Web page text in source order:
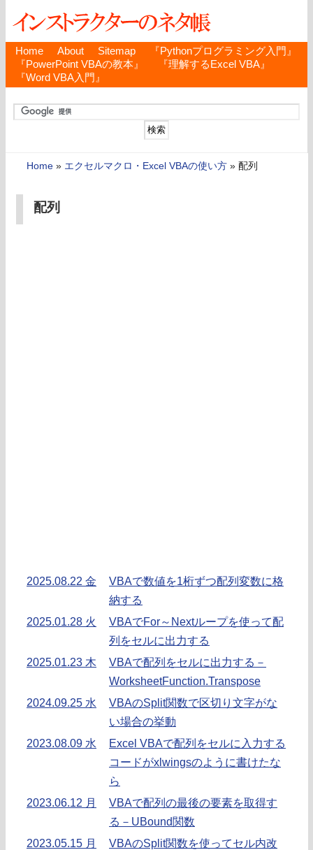
Home About Sitemap
『Pythonプログラミング入門』
『PowerPoint VBAの教本』
『理解するExcel VBA』
『Word VBA入門』
Home » エクセルマクロ・Excel VBAの使い方 » 配列
配列
2025.08.22 金
VBAで数値を1桁ずつ配列変数に格
納する
2025.01.28 火
VBAでFor～Nextループを使って配
列をセルに出力する
2025.01.23 木
VBAで配列をセルに出力する－
WorksheetFunction.Transpose
2024.09.25 水
VBAのSplit関数で区切り文字がな
い場合の挙動
2023.08.09 水
Excel VBAで配列をセルに入力する
コードがxlwingsのように書けたな
ら
2023.06.12 月
VBAで配列の最後の要素を取得す
る－UBound関数
2023.05.15 月
VBAのSplit関数を使ってセル内改